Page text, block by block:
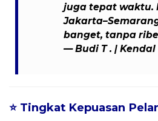
juga tepat waktu.
banget, tanpa
—Budi T . |
⭐ Tingkat Kepuasan